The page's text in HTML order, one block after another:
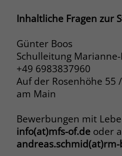
Inhaltliche Fragen zur
Günter Boos
Schulleitung
+49 6983837960
Auf der Rosenhöhe 55
am Main
Bewerbungen mit
info(at)mfs-of.de oder
andreas.schmid(at)rm-